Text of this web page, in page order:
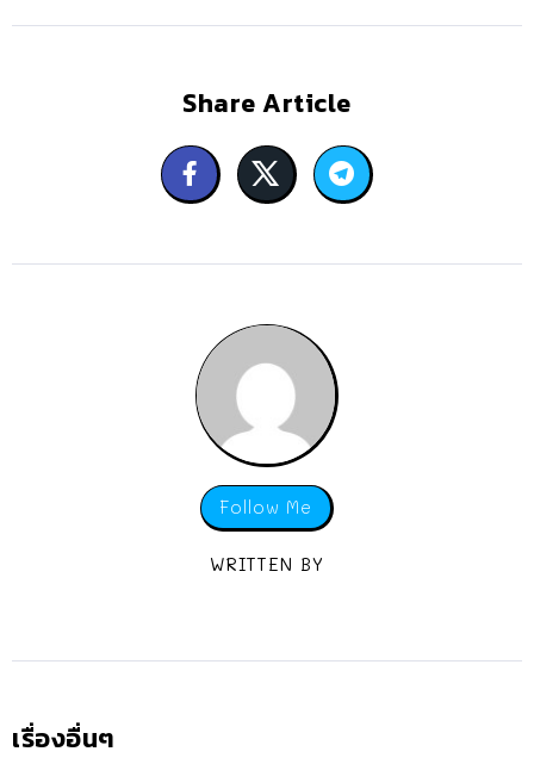
Share Article
Follow Me
WRITTEN BY
เรื่องอื่นๆ